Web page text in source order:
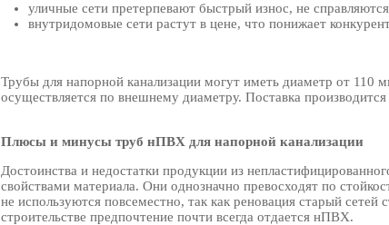
уличные сети претерпевают быстрый износ, не
внутридомовые сети растут в цене, что понижает
Трубы для напорной канализации могут иметь диаметр от 110
осуществляется по внешнему диаметру. Поставка
Плюсы и минусы труб нПВХ для напорной канализации
Достоинства и недостатки продукции из
свойствами материала. Они однозначно превосходят по
не используются повсеместно, так как реновация старый
строительстве предпочтение почти всегда отдается нПВХ.